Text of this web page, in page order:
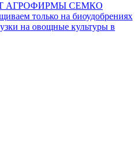
АГРОФИРМЫ СЕМКО
только на биоудобрениях
на овощные культуры в